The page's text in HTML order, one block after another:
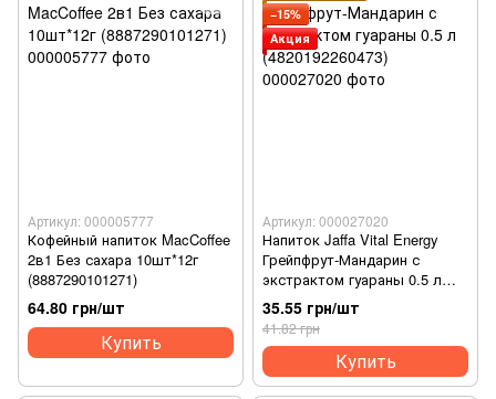
Артикул: 000005777
Кофейный напиток MacCoffee
2в1 Без сахара 10шт*12г
(8887290101271)
64.80 грн/шт
Купить
−15%
Акция
Артикул: 000027020
Напиток Jaffa Vital Energy
Грейпфрут-Мандарин с
экстрактом гуараны 0.5 л
(4820192260473)
35.55 грн/шт
41.82 грн
Купить